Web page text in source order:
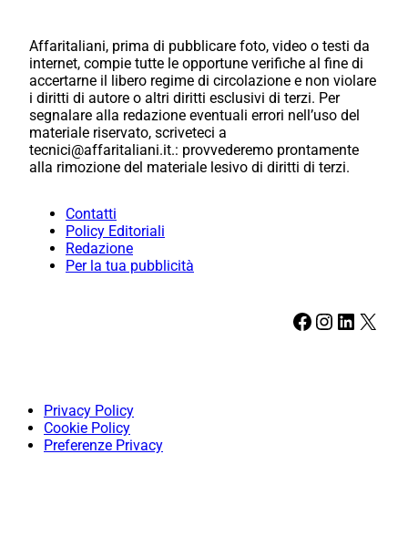
Affaritaliani, prima di pubblicare foto, video o testi da
internet, compie tutte le opportune verifiche al fine di
accertarne il libero regime di circolazione e non violare
i diritti di autore o altri diritti esclusivi di terzi. Per
segnalare alla redazione eventuali errori nell’uso del
materiale riservato, scriveteci a
tecnici@affaritaliani.it.: provvederemo prontamente
alla rimozione del materiale lesivo di diritti di terzi.
Contatti
Policy Editoriali
Redazione
Per la tua pubblicità
Facebook Instagram LinkedIn X
Privacy Policy
Cookie Policy
Preferenze Privacy